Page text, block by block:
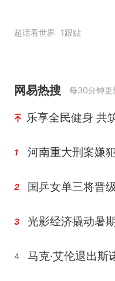
超话看世界 1跟贴
网易热搜 每30分钟更
乐享全民健身 共
1 河南重大刑案嫌
2 国乒女单三将晋
3 光影经济撬动暑
4 马克·艾伦退出斯